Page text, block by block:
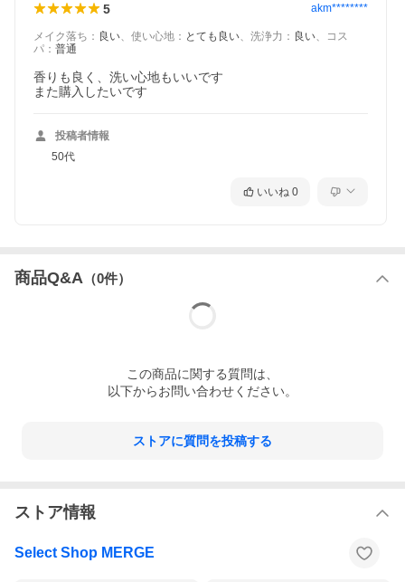
5 akm********
メイク落ち ： 良い、 使い心地 ： とても良い、 洗浄力 ： 良い、
コス
パ ： 普通
香りも良く、洗い心地もいいです
また購入したいです
投稿者情報
50代
いいね 0
商品Q&A （0件）
この商品に関する質問は、
以下からお問い合わせください。
ストアに質問を投稿する
ストア情報
Select Shop MERGE